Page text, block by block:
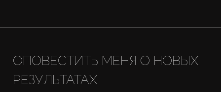
ОПОВЕСТИТЬ МЕНЯ О НОВЫХ
РЕЗУЛЬТАТАХ